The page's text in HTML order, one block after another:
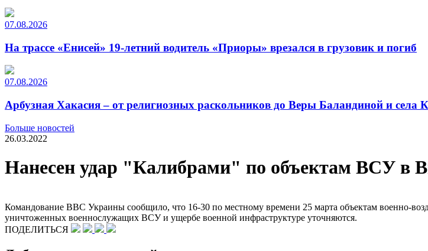
07.08.2026
На трассе «Енисей» 19-летний водитель «Приоры» врезался в грузовик и погиб
07.08.2026
Арбузная Хакасия – от религиозных раскольников до Веры Баландиной и села
Больше новостей
26.03.2022
Нанесен удар "Калибрами" по объектам ВСУ в
Командование ВВС Украины сообщило, что 16-30 по местному времени 25 марта объектам военно-
уничтоженных военнослужащих ВСУ и ущербе военной инфраструктуре уточняются.
ПОДЕЛИТЬСЯ